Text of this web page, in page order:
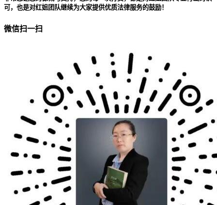
可，也是对红姐团队继续为大家提供优质法律服务的鼓励！
微信扫一扫